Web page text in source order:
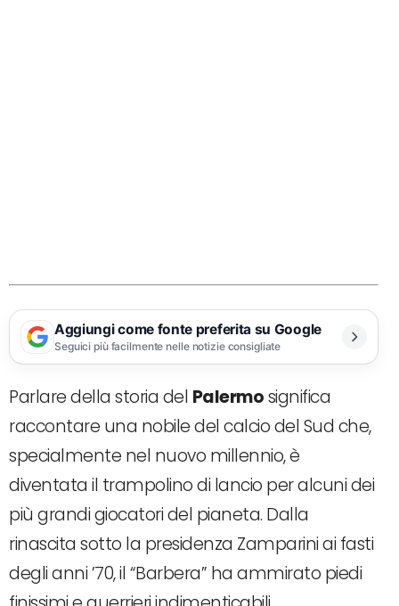
Aggiungi come fonte preferita su Google
Seguici più facilmente nelle notizie consigliate
Parlare della storia del Palermosignifica
raccontare una nobile del calcio del Sud che,
specialmente nel nuovo millennio, è
diventata il trampolino di lancio per alcuni dei
più grandi giocatori del pianeta. Dalla
rinascita sotto la presidenza Zamparini ai fasti
degli anni ’70, il “Barbera” ha ammirato piedi